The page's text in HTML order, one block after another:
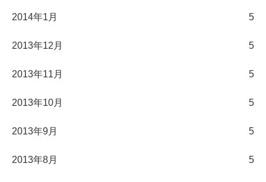
2014年1月 5
2013年12月 5
2013年11月 5
2013年10月 5
2013年9月 5
2013年8月 5